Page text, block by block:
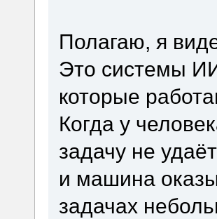
Полагаю, я
Это системы
которые
Когда у
задачу не
и машина
задачах